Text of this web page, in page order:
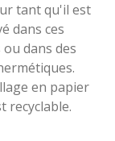
tant qu'il est
dans ces
dans des
en papier
recyclable.